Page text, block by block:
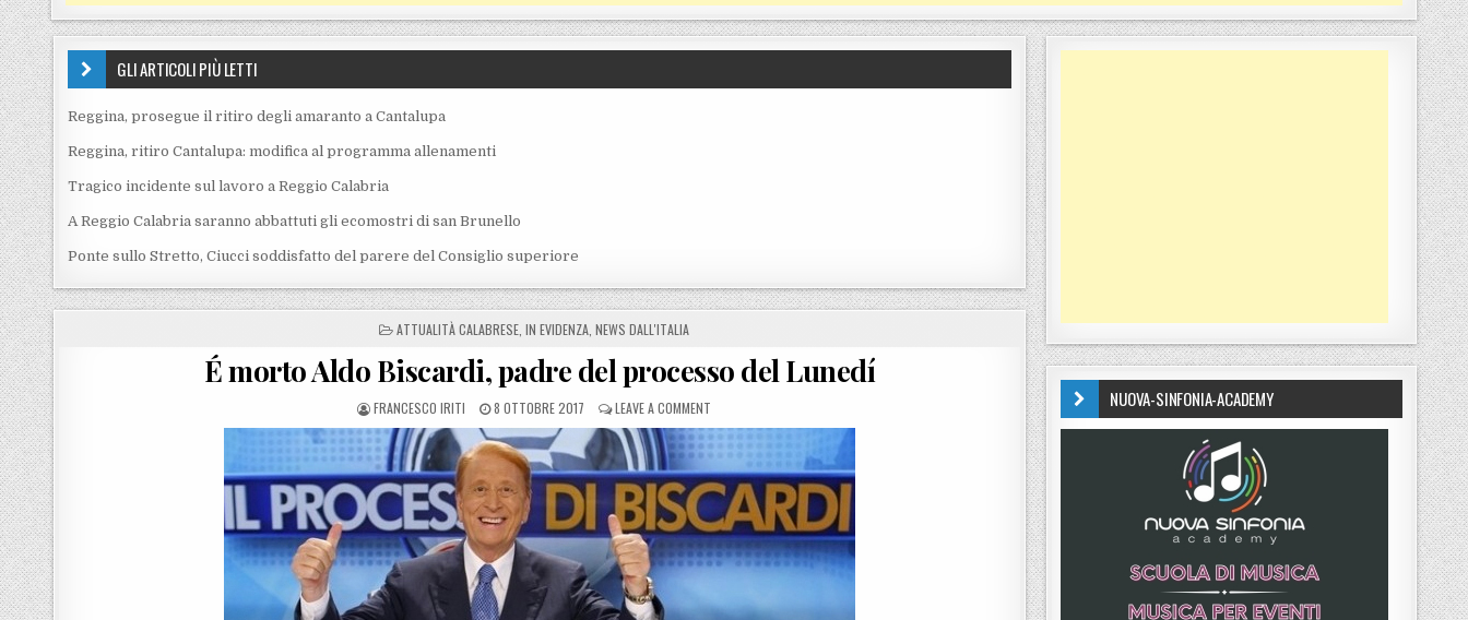
GLI ARTICOLI PIÙ LETTI
Reggina, prosegue il ritiro degli amaranto a Cantalupa
Reggina, ritiro Cantalupa: modifica al programma allenamenti
Tragico incidente sul lavoro a Reggio Calabria
A Reggio Calabria saranno abbattuti gli ecomostri di san Brunello
Ponte sullo Stretto, Ciucci soddisfatto del parere del Consiglio superiore
POSTED IN
ATTUALITÀ CALABRESE ,IN EVIDENZA ,NEWS DALL'ITALIA
É morto Aldo Biscardi, padre del processo del Lunedí
POSTED BY
FRANCESCO IRITI POSTED ON
8 OTTOBRE 2017 LEAVE A COMMENT ON É MORTO ALDO BISCARDI, PADRE DEL PROCESSO DEL LUNEDÍ NUOVA-SINFONIA-ACADEMY